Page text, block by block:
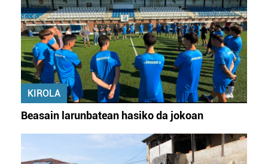
KIROLA
Beasain larunbatean hasiko da jokoan